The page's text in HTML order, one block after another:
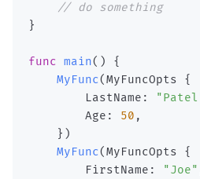
13장 모듈
14장 리플렉션-리플렉트과 프
15장 정규 표현식 업데이트
16장 공유 메모리
17장 그 외
1장, 리팩터링: 첫 번째 예시
3장, 코드에서 나는 악취
4장, 테스트 구축하기
6장, 기본적인 리팩터링
2장, 아키텍처 사고
3장, 모듈성
4장, 아키텍처 특성 정의
스태프 엔지니어
1장 스태프 엔지니어의 유형소
2장 스태프 엔지니어의 실제
3장 직책이 중요한가?
단위 테스트
1장, 단위 테스트의 목표
2장, 단위 테스트란 무엇인가
// do something
}
func main( )
{
MyFunc(MyFuncOpts {
        LastName
:
        Age
: 50 ,
} )
MyFunc(MyFuncOpts {
        FirstName
: "Joe"